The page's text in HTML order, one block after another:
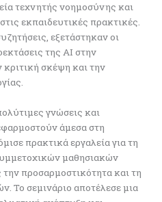
τεχνητής νοημοσύνης και
εκπαιδευτικές πρακτικές.
εξετάστηκαν οι
της AI στην
κριτική σκέψη και την
γνώσεις και
άμεσα στη
πρακτικά εργαλεία για τη
μαθησιακών
προσαρμοστικότητα και τη
Το σεμινάριο αποτέλεσε μια